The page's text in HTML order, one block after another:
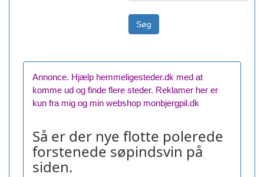
Annonce. Hjælp hemmeligesteder.dk med at
komme ud og finde flere steder. Reklamer her er
kun fra mig og min webshop monbjergpil.dk
Så er der nye flotte polerede
forstenede søpindsvin på
siden.